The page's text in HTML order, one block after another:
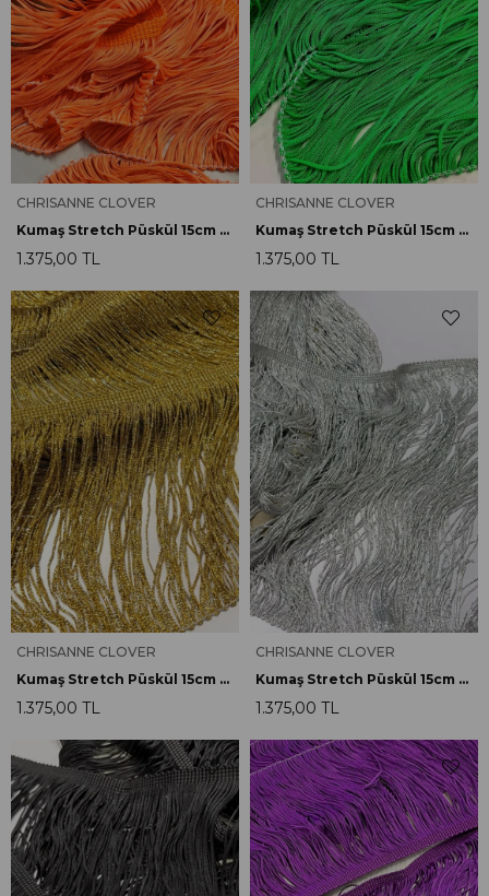
CHRISANNE CLOVER
Kumaş Stretch Püskül 15cm F.Turuncu
1.375,00 TL
CHRISANNE CLOVER
Kumaş Stretch Püskül 15cm F.Yeşil
1.375,00 TL
CHRISANNE CLOVER
Kumaş Stretch Püskül 15cm Metalik Altın
1.375,00 TL
CHRISANNE CLOVER
Kumaş Stretch Püskül 15cm Metalik Gümüş
1.375,00 TL